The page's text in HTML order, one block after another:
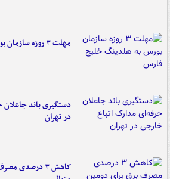
مهلت ۳ روزه سازمان بورس به هلدینگ خلیج فارس
دستگیری باند
در تهران
کاهش ۳ درصدی